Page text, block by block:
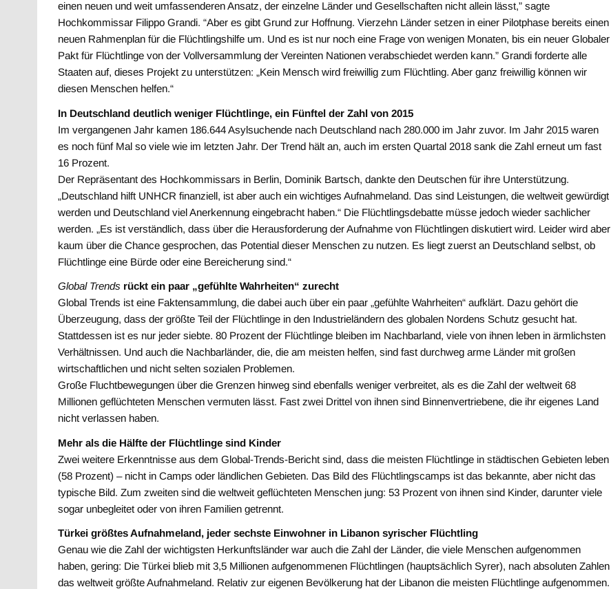
einen neuen und weit umfassenderen Ansatz, der einzelne Länder und Gesellschaften nicht allein lässt,” sagte
Hochkommissar Filippo Grandi. “Aber es gibt Grund zur Hoffnung. Vierzehn Länder setzen in einer Pilotphase bereits einen
neuen Rahmenplan für die Flüchtlingshilfe um. Und es ist nur noch eine Frage von wenigen Monaten, bis ein neuer Globaler
Pakt für Flüchtlinge von der Vollversammlung der Vereinten Nationen verabschiedet werden kann.” Grandi forderte alle
Staaten auf, dieses Projekt zu unterstützen: „Kein Mensch wird freiwillig zum Flüchtling. Aber ganz freiwillig können wir
diesen Menschen helfen.“
In Deutschland deutlich weniger Flüchtlinge, ein Fünftel der Zahl von 2015
Im vergangenen Jahr kamen 186.644 Asylsuchende nach Deutschland nach 280.000 im Jahr zuvor. Im Jahr 2015 waren
es noch fünf Mal so viele wie im letzten Jahr. Der Trend hält an, auch im ersten Quartal 2018 sank die Zahl erneut um fast
16 Prozent.
Der Repräsentant des Hochkommissars in Berlin, Dominik Bartsch, dankte den Deutschen für ihre Unterstützung.
„Deutschland hilft UNHCR finanziell, ist aber auch ein wichtiges Aufnahmeland. Das sind Leistungen, die weltweit gewürdigt
werden und Deutschland viel Anerkennung eingebracht haben.“ Die Flüchtlingsdebatte müsse jedoch wieder sachlicher
werden. „Es ist verständlich, dass über die Herausforderung der Aufnahme von Flüchtlingen diskutiert wird. Leider wird aber
kaum über die Chance gesprochen, das Potential dieser Menschen zu nutzen. Es liegt zuerst an Deutschland selbst, ob
Flüchtlinge eine Bürde oder eine Bereicherung sind.“
Global Trends rückt ein paar „gefühlte Wahrheiten“ zurecht
Global Trends ist eine Faktensammlung, die dabei auch über ein paar „gefühlte Wahrheiten“ aufklärt. Dazu gehört die
Überzeugung, dass der größte Teil der Flüchtlinge in den Industrieländern des globalen Nordens Schutz gesucht hat.
Stattdessen ist es nur jeder siebte. 80 Prozent der Flüchtlinge bleiben im Nachbarland, viele von ihnen leben in ärmlichsten
Verhältnissen. Und auch die Nachbarländer, die, die am meisten helfen, sind fast durchweg arme Länder mit großen
wirtschaftlichen und nicht selten sozialen Problemen.
Große Fluchtbewegungen über die Grenzen hinweg sind ebenfalls weniger verbreitet, als es die Zahl der weltweit 68
Millionen geflüchteten Menschen vermuten lässt. Fast zwei Drittel von ihnen sind Binnenvertriebene, die ihr eigenes Land
nicht verlassen haben.
Mehr als die Hälfte der Flüchtlinge sind Kinder
Zwei weitere Erkenntnisse aus dem Global-Trends-Bericht sind, dass die meisten Flüchtlinge in städtischen Gebieten leben
(58 Prozent) – nicht in Camps oder ländlichen Gebieten. Das Bild des Flüchtlingscamps ist das bekannte, aber nicht das
typische Bild. Zum zweiten sind die weltweit geflüchteten Menschen jung: 53 Prozent von ihnen sind Kinder, darunter viele
sogar unbegleitet oder von ihren Familien getrennt.
Türkei größtes Aufnahmeland, jeder sechste Einwohner in Libanon syrischer Flüchtling
Genau wie die Zahl der wichtigsten Herkunftsländer war auch die Zahl der Länder, die viele Menschen aufgenommen
haben, gering: Die Türkei blieb mit 3,5 Millionen aufgenommenen Flüchtlingen (hauptsächlich Syrer), nach absoluten Zahlen
das weltweit größte Aufnahmeland. Relativ zur eigenen Bevölkerung hat der Libanon die meisten Flüchtlinge aufgenommen.